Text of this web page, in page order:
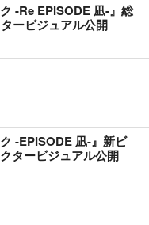
-Re EPISODE 凪-』総
ービジュアル公開
-EPISODE 凪-』新ビ
タービジュアル公開